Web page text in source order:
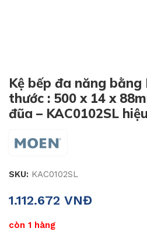
Kệ bếp đa năng bằng
thước : 500 x 14 x
đũa – KAC0102SL
SKU: KAC0102SL
1.112.672 VNĐ
còn 1 hàng